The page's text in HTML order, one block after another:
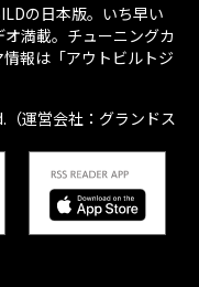
の日本版。いち早い
満載。チューニングカ
報は「アウトビルトジ
運営会社：グランドス